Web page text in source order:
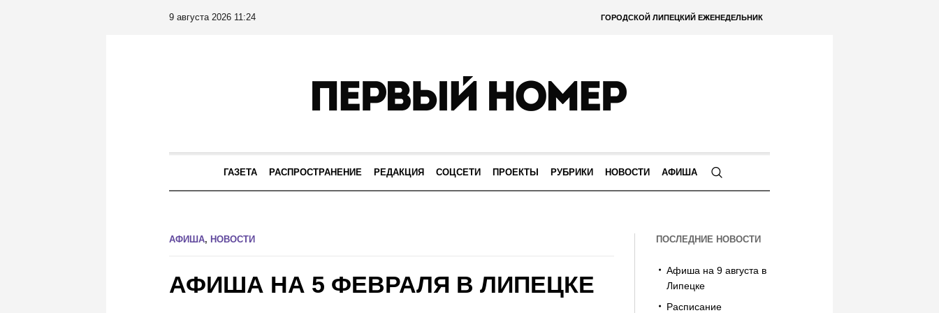
ГОРОДСКОЙ ЛИПЕЦКИЙ ЕЖЕНЕДЕЛЬНИК
9 августа 2026 11:24
ГАЗЕТА РАСПРОСТРАНЕНИЕ РЕДАКЦИЯ СОЦСЕТИ ПРОЕКТЫ РУБРИКИ НОВОСТИ АФИША
АФИША, НОВОСТИ
АФИША НА 5 ФЕВРАЛЯ В ЛИПЕЦКЕ
ПОСЛЕДНИЕ НОВОСТИ
Афиша на 9 августа в
Липецке
Расписание